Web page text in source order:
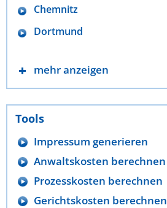
Chemnitz
Dortmund
mehr anzeigen
Tools
Impressum generieren
Anwaltskosten berechnen
Prozesskosten berechnen
Gerichtskosten berechnen